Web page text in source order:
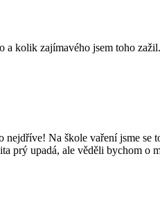
a kolik zajímavého jsem toho zažil.
Na škole vaření jsme se
upadá, ale věděli bychom o